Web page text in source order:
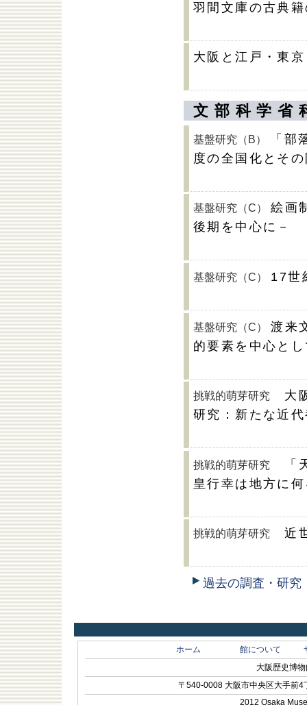
羽間文庫の古典
大阪と江戸・東
文部科学省
基盤研究（B）
「部
度の全国化とそ
基盤研究（C）
絵画
後期を中心に－
基盤研究（C） 17世
基盤研究（C）
渡来
的要素を中心と
挑戦的萌芽研究
大
研究：新たな近
挑戦的萌芽研究
皇行幸は地方に
挑戦的萌芽研究 近
過去の調査・研究
ホーム 館について
大阪歴史博
〒540-0008 大阪市中央区大手
2012 Osaka